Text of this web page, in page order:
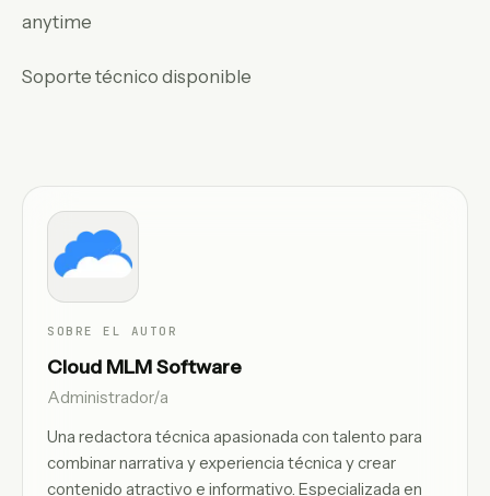
anytime
Soporte técnico disponible
SOBRE EL AUTOR
Cloud MLM Software
Administrador/a
Una redactora técnica apasionada con talento para
combinar narrativa y experiencia técnica y crear
contenido atractivo e informativo. Especializada en